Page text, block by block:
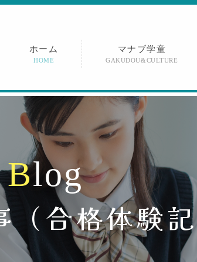
ホーム
HOME
マナブ学童
GAKUDOU&CULTURE
Blog
（合格体験記